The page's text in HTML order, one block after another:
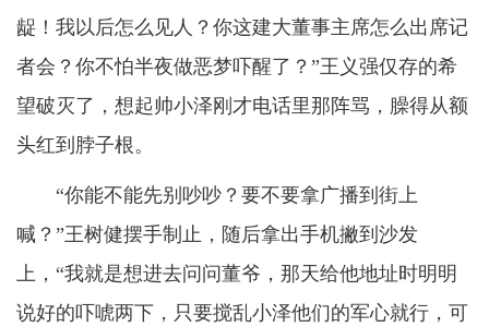
龊！我以后怎么见人？你这建大董事主席怎么出席记
者会？你不怕半夜做恶梦吓醒了？”王义强仅存的希
望破灭了，想起帅小泽刚才电话里那阵骂，臊得从额
头红到脖子根。
“你能不能先别吵吵？要不要拿广播到街上
喊？”王树健摆手制止，随后拿出手机撇到沙发
上，“我就是想进去问问董爷，那天给他地址时明明
说好的吓唬两下，只要搅乱小泽他们的军心就行，可